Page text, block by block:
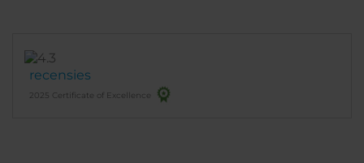
recensies
2025 Certificate of Excellence